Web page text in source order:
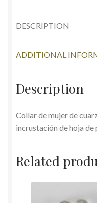
DESCRIPTION
ADDITIONAL
Description
Collar de mujer de
incrustación de hoja
Related